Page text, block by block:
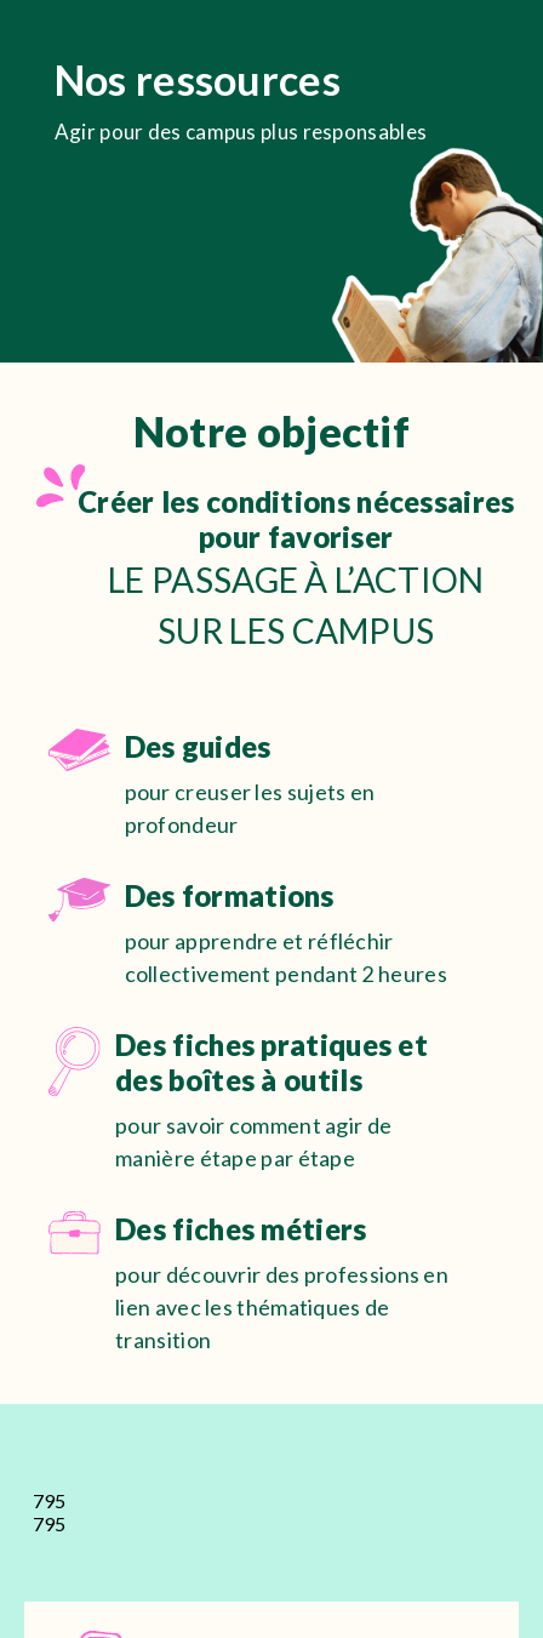
Nos ressources
Agir pour des campus plus responsables
Notre objectif
Créer les conditions nécessaires
pour favoriser
LE PASSAGE À L’ACTION
SUR LES CAMPUS
Des guides
pour creuser les sujets en
profondeur
Des formations
pour apprendre et réfléchir
collectivement pendant 2 heures
Des fiches pratiques et
des boîtes à outils
pour savoir comment agir de
manière étape par étape
Des fiches métiers
pour découvrir des professions en
lien avec les thématiques de
transition
795
795